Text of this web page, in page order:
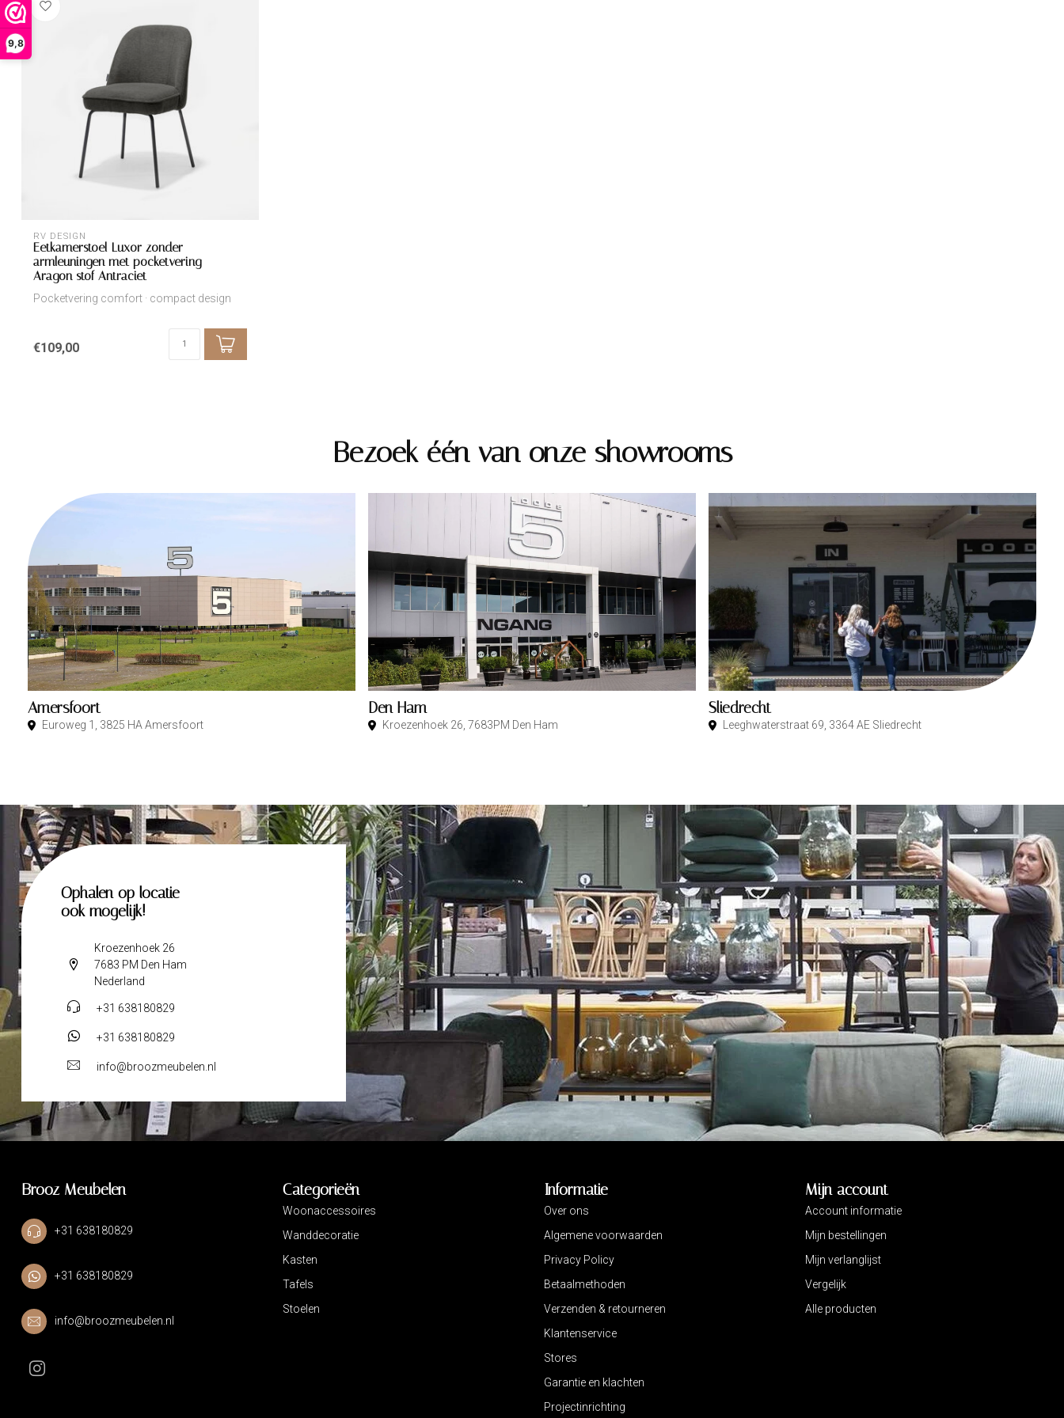
9,8
RV DESIGN
Eetkamerstoel Luxor zonder
armleuningen met pocketvering –
Aragon stof Antraciet
Pocketvering comfort · compact design
€109,00
Bezoek één van onze showrooms
Amersfoort
Euroweg 1, 3825 HA Amersfoort
Den Ham
Kroezenhoek 26, 7683PM Den Ham
Sliedrecht
Leeghwaterstraat 69, 3364 AE Sliedrecht
Ophalen op locatie
ook mogelijk!
Kroezenhoek 26
7683 PM Den Ham
Nederland
+31 638180829
+31 638180829
info@broozmeubelen.nl
Brooz Meubelen
+31 638180829
+31 638180829
info@broozmeubelen.nl
Categorieën
Woonaccessoires
Wanddecoratie
Kasten
Tafels
Stoelen
Informatie
Over ons
Algemene voorwaarden
Privacy Policy
Betaalmethoden
Verzenden & retourneren
Klantenservice
Stores
Garantie en klachten
Projectinrichting
Mijn account
Account informatie
Mijn bestellingen
Mijn verlanglijst
Vergelijk
Alle producten